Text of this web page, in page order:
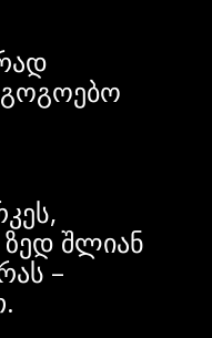
ზედ შლიან
–